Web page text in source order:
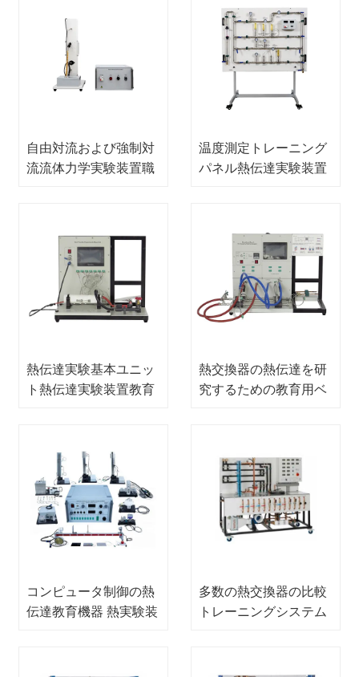
自由対流および強制対
流流体力学実験装置職
温度測定トレーニング
パネル熱伝達実験装置
熱伝達実験基本ユニッ
ト熱伝達実験装置教育
熱交換器の熱伝達を研
究するための教育用ベ
コンピュータ制御の熱
伝達教育機器 熱実験装
多数の熱交換器の比較
トレーニングシステム